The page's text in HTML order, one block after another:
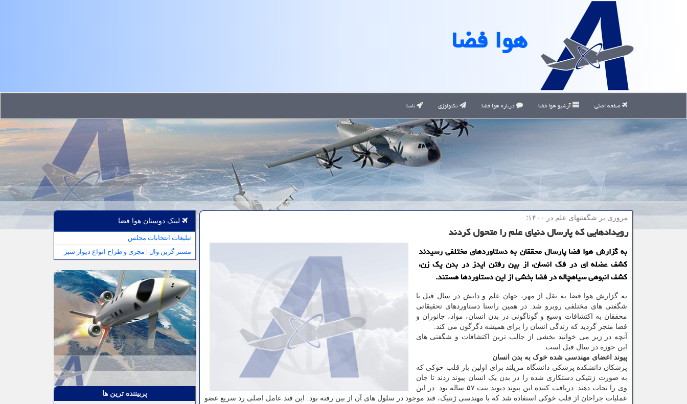
هوا فضا
صفحه اصلی آرشیو هوا فضا درباره هوا فضا تکنولوژی ناسا
مروری بر شگفتیهای علم در ۱۴۰۰؛
رویدادهایی که پارسال دنیای علم را متحول کردند
به گزارش هوا فضا پارسال محققان به دستاوردهای مختلفی رسیدند
کشف عضله ای در فک انسان، از بین رفتن ایدز در بدن یک زن،
کشف انبوهی سیاهچاله در فضا بخشی از این دستاوردها هستند.
به گزارش هوا فضا به نقل از مهر، جهان علم و دانش در سال قبل با
شگفتی های مختلفی روبرو شد. در همین راستا دستاوردهای تحقیقاتی
محققان به اکتشافات وسیع و گوناگونی در بدن انسان، مواد، جانوران و
فضا منجر گردید که زندگی انسان را برای همیشه دگرگون می کند.
آنچه در زیر می خوانید بخشی از جالب ترین اکتشافات و شگفتی های
این حوزه در سال قبل است.
پیوند اعضای مهندسی شده خوک به بدن انسان
پزشکان دانشکده پزشکی دانشگاه مریلند برای اولین بار قلب خوکی که
به صورت ژنتیکی دستکاری شده را در بدن یک انسان پیوند زدند تا جان
وی را نجات دهند. دریافت کننده این پیوند دیوید بنت ۵۷ ساله بود. در این
عملیات جراحان از قلب خوکی استفاده شد که با مهندسی ژنتیک، قند موجود در سلول های آن از بین رفته بود. این قند عامل اصلی رد سریع عضو
لینک دوستان هوا فضا
تبلیغات انتخابات مجلس
مستر گرین وال | مجری و طراح انواع دیوار سبز
پربیننده ترین ها